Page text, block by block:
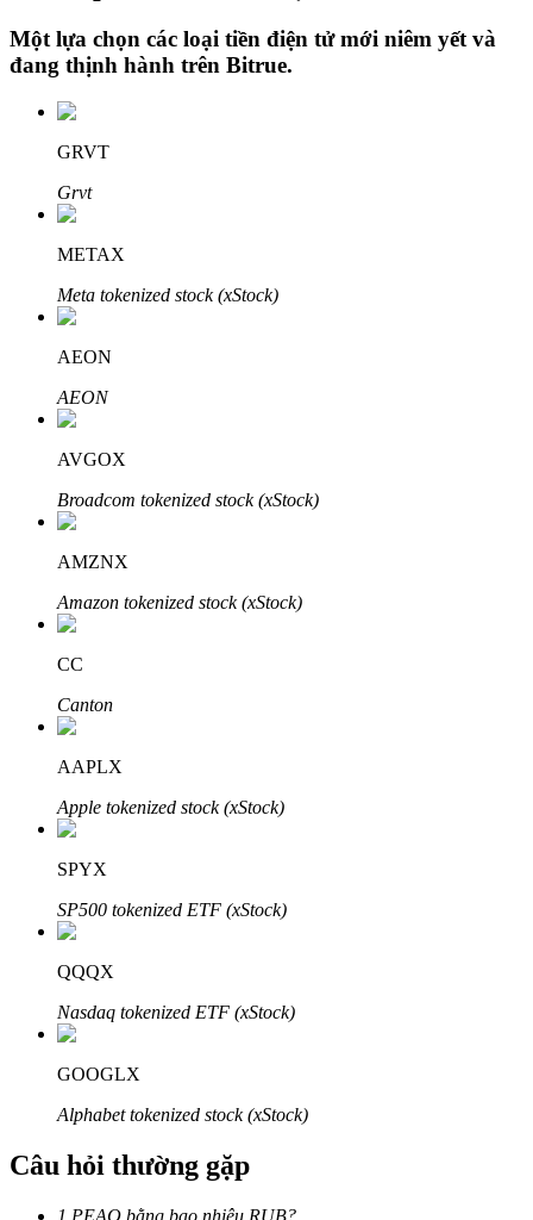
Đầu tư cố định và quản lý tài chính
Tận hưởng việc quản lý tài chính hiện tại và thu nhập lâu dài
Staking 101
Tìm hiểu về kiếm thu nhập thụ động
Đối tác Bitrue
Đối tác Bitrue
Một lựa chọn các loại tiền điện tử mới niêm yết và
đang thịnh hành trên Bitrue.
GRVT
Grvt
METAX
Meta tokenized stock (xStock)
AEON
AEON
AVGOX
Broadcom tokenized stock (xStock)
AMZNX
Amazon tokenized stock (xStock)
CC
Canton
AAPLX
Apple tokenized stock (xStock)
SPYX
SP500 tokenized ETF (xStock)
QQQX
Nasdaq tokenized ETF (xStock)
GOOGLX
Alphabet tokenized stock (xStock)
Câu hỏi thường gặp
1 PEAQ bằng bao nhiêu RUB?